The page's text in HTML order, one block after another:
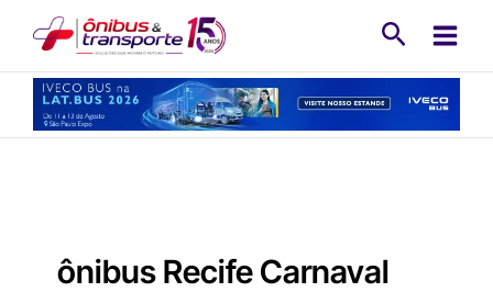
conteúdo
ônibus Recife Carnaval